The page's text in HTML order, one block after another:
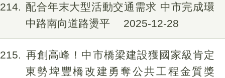
214
配合年末大型活動交通需求 中市完成環
中路南向道路燙平
2025-12-28
215
再創高峰！中市橋梁建設獲國家級肯定
東勢埤豐橋改建勇奪公共工程金質獎